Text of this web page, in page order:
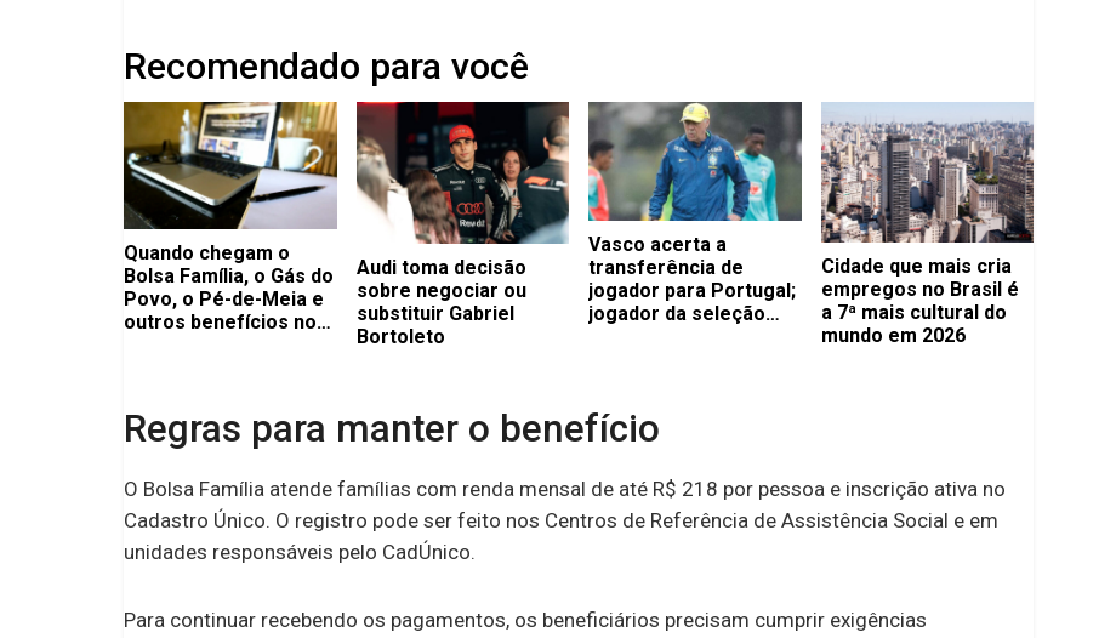
Recomendado para você
Quando chegam o
Bolsa Família, o Gás do
Povo, o Pé-de-Meia e
outros benefícios no
Audi toma decisão
sobre negociar ou
substituir Gabriel
Bortoleto
Vasco acerta a
transferência de
jogador para Portugal;
jogador da seleção
Cidade que mais cria
empregos no Brasil é
a 7ª mais cultural do
mundo em 2026
Regras para manter o benefício
O Bolsa Família atende famílias com renda mensal de até R$ 218 por pessoa e inscrição ativa no
Cadastro Único. O registro pode ser feito nos Centros de Referência de Assistência Social e em
unidades responsáveis pelo CadÚnico.
Para continuar recebendo os pagamentos, os beneficiários precisam cumprir exigências